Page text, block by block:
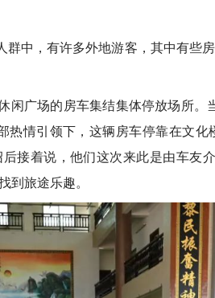
，有许多外地游客，其中有些
广场的房车集结集体停放场所。
情引领下，这辆房车停靠在文
接着说，他们这次来此是由车友
到旅途乐趣。